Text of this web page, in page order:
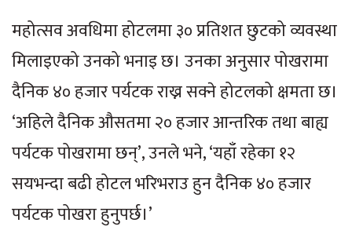
महोत्सव अवधिमा होटलमा ३० प्रतिशत छुटको व्यवस्था
मिलाइएको उनको भनाइ छ। उनका अनुसार पोखरामा
दैनिक ४० हजार पर्यटक राख्न सक्ने होटलको क्षमता छ।
‘अहिले दैनिक औसतमा २० हजार आन्तरिक तथा बाह्य
पर्यटक पोखरामा छन्’, उनले भने, ‘यहाँ रहेका १२
सयभन्दा बढी होटल भरिभराउ हुन दैनिक ४० हजार
पर्यटक पोखरा हुनुपर्छ।’